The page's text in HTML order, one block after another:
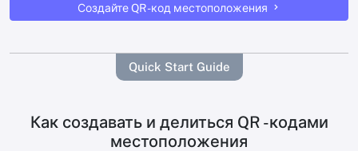
Создайте QR -код местоположения
Quick Start Guide
Как создавать и делиться QR -кодами
местоположения